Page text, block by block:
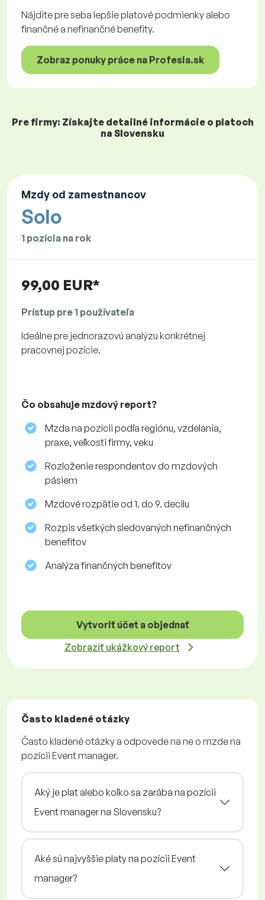
Nájdite pre seba lepšie platové podmienky alebo
finančné a nefinančné benefity.
Zobraz ponuky práce na Profesia.sk
Pre firmy: Získajte detailné informácie o platoch
na Slovensku
Mzdy od zamestnancov
Solo
1 pozícia na rok
99,00 EUR*
Prístup pre 1 používateľa
Ideálne pre jednorazovú analýzu konkrétnej
pracovnej pozície.
Čo obsahuje mzdový report?
Mzda na pozícii podľa regiónu, vzdelania,
praxe, veľkosti firmy, veku
Rozloženie respondentov do mzdových
pásiem
Mzdové rozpätie od 1. do 9. decilu
Rozpis všetkých sledovaných nefinančných
benefitov
Analýza finančných benefitov
Vytvoriť účet a objednať
Zobraziť ukážkový report
Často kladené otázky
Často kladené otázky a odpovede na ne o mzde na
pozícii Event manager.
Aký je plat alebo koľko sa zarába na pozícii
Event manager na Slovensku?
Aké sú najvyššie platy na pozícii Event
manager?